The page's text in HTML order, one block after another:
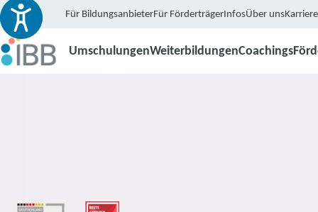
Für BildungsanbieterFür FörderträgerInfosÜber unsKarriere
UmschulungenWeiterbildungenCoachings